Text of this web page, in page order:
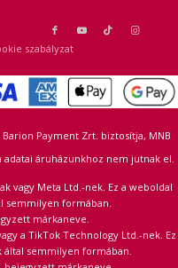
szabályzat
Payment Zrt. biztosítja, MNB
adatai áruházunkhoz nem jutnak el.
vagy Meta Ltd.-nek. Ez a weboldal
semmilyen formában.
márkaneve.
a TikTok Technology Ltd.-nek. Ez
semmilyen formában.